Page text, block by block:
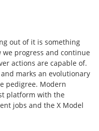
out of it is something
we progress and continue
actions are capable of.
marks an evolutionary
pedigree. Modern
platform with the
jobs and the X Model